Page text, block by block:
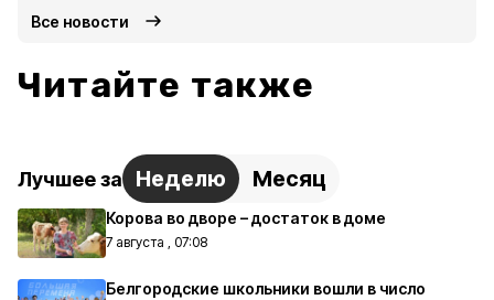
Все новости
Читайте также
Лучшее за Неделю Месяц
Корова во дворе – достаток в доме
7 августа , 07:08
Белгородские школьники вошли в число